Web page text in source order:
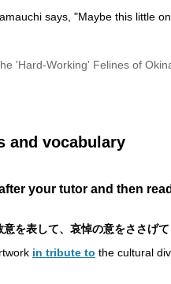
says, "Maybe this little
'Hard-Working' Felines of
and vocabulary
your tutor and then
を表して、哀悼の意をささげて
in tribute to the cultural